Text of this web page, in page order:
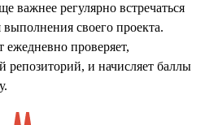
важнее регулярно встречаться
своего проекта.
проверяет,
репозиторий, и начисляет баллы